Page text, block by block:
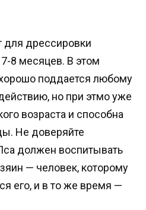
для дрессировки
8 месяцев. В этом
поддается любому
но при этмо уже
возраста и способна
Не доверяйте
должен воспитывать
— человек, которому
его, и в то же время —